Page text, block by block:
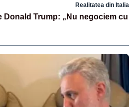
Realitatea din Italia
Donald Trump: „Nu negociem cu